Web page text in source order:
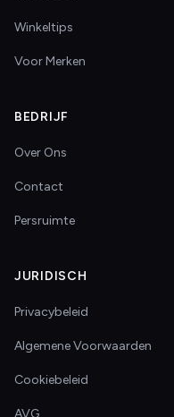
Winkeltips
Voor Merken
BEDRIJF
Over Ons
Contact
Persruimte
JURIDISCH
Privacybeleid
Algemene Voorwaarden
Cookiebeleid
AVG